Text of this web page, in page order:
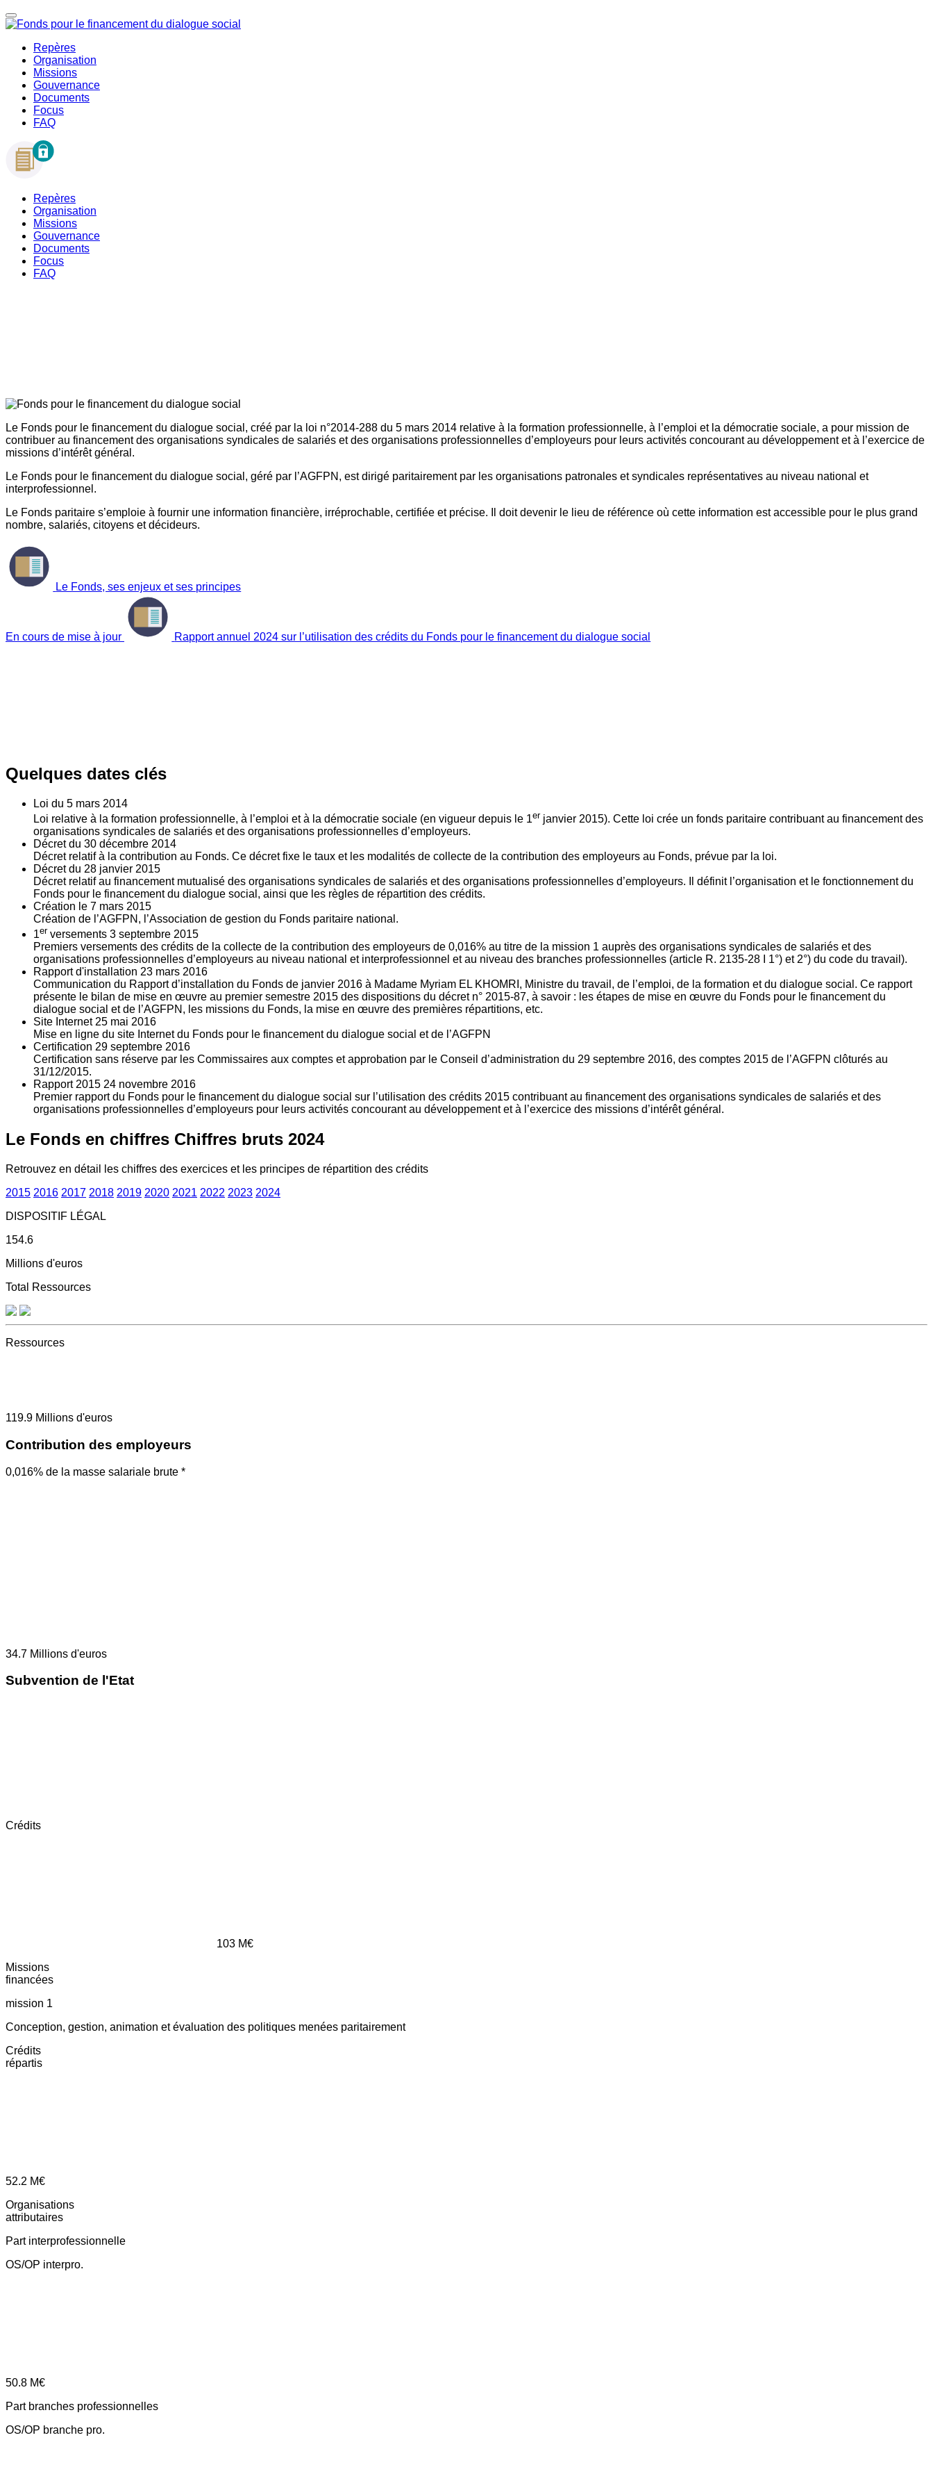
Repères
Organisation
Missions
Gouvernance
Documents
Focus
FAQ
Repères
Organisation
Missions
Gouvernance
Documents
Focus
FAQ
Le Fonds pour le financement du dialogue social, créé par la loi n°2014-288 du 5 mars 2014 relative à la formation professionnelle, à l’emploi et la démocratie sociale, a pour mission de
contribuer au financement des organisations syndicales de salariés et des organisations professionnelles d’employeurs pour leurs activités concourant au développement et à l’exercice de
missions d’intérêt général.
Le Fonds pour le financement du dialogue social, géré par l’AGFPN, est dirigé paritairement par les organisations patronales et syndicales représentatives au niveau national et
interprofessionnel.
Le Fonds paritaire s’emploie à fournir une information financière, irréprochable, certifiée et précise. Il doit devenir le lieu de référence où cette information est accessible pour le plus grand
nombre, salariés, citoyens et décideurs.
Le Fonds, ses enjeux et ses principes
En cours de mise à jour Rapport annuel 2024 sur l’utilisation des crédits du Fonds pour le financement du dialogue social
Quelques dates clés
Loi du 5 mars 2014
Loi relative à la formation professionnelle, à l’emploi et à la démocratie sociale (en vigueur depuis le 1er janvier 2015). Cette loi crée un fonds paritaire contribuant au financement des
organisations syndicales de salariés et des organisations professionnelles d’employeurs.
Décret du 30 décembre 2014
Décret relatif à la contribution au Fonds. Ce décret fixe le taux et les modalités de collecte de la contribution des employeurs au Fonds, prévue par la loi.
Décret du 28 janvier 2015
Décret relatif au financement mutualisé des organisations syndicales de salariés et des organisations professionnelles d’employeurs. Il définit l’organisation et le fonctionnement du
Fonds pour le financement du dialogue social, ainsi que les règles de répartition des crédits.
Création le 7 mars 2015
Création de l’AGFPN, l’Association de gestion du Fonds paritaire national.
1er versements 3 septembre 2015
Premiers versements des crédits de la collecte de la contribution des employeurs de 0,016% au titre de la mission 1 auprès des organisations syndicales de salariés et des
organisations professionnelles d’employeurs au niveau national et interprofessionnel et au niveau des branches professionnelles (article R. 2135‐28 I 1°) et 2°) du code du travail).
Rapport d'installation 23 mars 2016
Communication du Rapport d’installation du Fonds de janvier 2016 à Madame Myriam EL KHOMRI, Ministre du travail, de l’emploi, de la formation et du dialogue social. Ce rapport
présente le bilan de mise en œuvre au premier semestre 2015 des dispositions du décret n° 2015-87, à savoir : les étapes de mise en œuvre du Fonds pour le financement du
dialogue social et de l’AGFPN, les missions du Fonds, la mise en œuvre des premières répartitions, etc.
Site Internet 25 mai 2016
Mise en ligne du site Internet du Fonds pour le financement du dialogue social et de l’AGFPN
Certification 29 septembre 2016
Certification sans réserve par les Commissaires aux comptes et approbation par le Conseil d’administration du 29 septembre 2016, des comptes 2015 de l’AGFPN clôturés au
31/12/2015.
Rapport 2015 24 novembre 2016
Premier rapport du Fonds pour le financement du dialogue social sur l’utilisation des crédits 2015 contribuant au financement des organisations syndicales de salariés et des
organisations professionnelles d’employeurs pour leurs activités concourant au développement et à l’exercice des missions d’intérêt général.
Le Fonds en chiffres Chiffres bruts 2024
Retrouvez en détail les chiffres des exercices et les principes de répartition des crédits
2015 2016 2017 2018 2019 2020 2021 2022 2023 2024
DISPOSITIF LÉGAL
154.6
Millions d'euros
Total Ressources
Ressources
119.9 Millions d'euros
Contribution des employeurs
0,016% de la masse salariale brute *
34.7 Millions d'euros
Subvention de l'Etat
Crédits
103 M€
Missions
financées
mission 1
Conception, gestion, animation et évaluation des politiques menées paritairement
Crédits
répartis
52.2 M€
Organisations
attributaires
Part interprofessionnelle
OS/OP interpro.
50.8 M€
Part branches professionnelles
OS/OP branche pro.